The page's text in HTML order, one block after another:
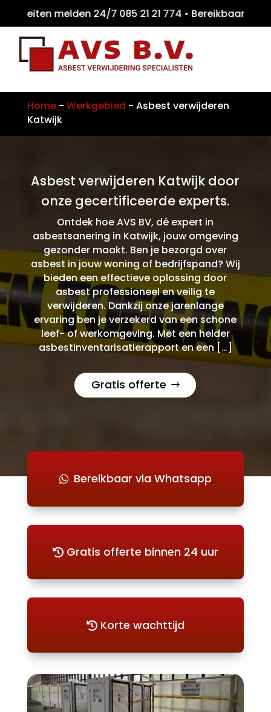
melden 24/7 085 21 21 774 •
Home- Werkgebied - Asbest verwijderen
Katwijk
Asbest verwijderen Katwijk door
onze gecertificeerde experts.
Ontdek hoe AVS BV, dé expert in
asbestsanering in Katwijk, jouw omgeving
gezonder maakt. Ben je bezorgd over
asbest in jouw woning of bedrijfspand? Wij
bieden een effectieve oplossing door
asbest professioneel en veilig te
verwijderen. Dankzij onze jarenlange
ervaring ben je verzekerd van een schone
leef- of werkomgeving. Met een helder
asbestinventarisatierapport en een […]
Gratis offerte
Bereikbaar via Whatsapp
Gratis offerte binnen 24 uur
Korte wachttijd